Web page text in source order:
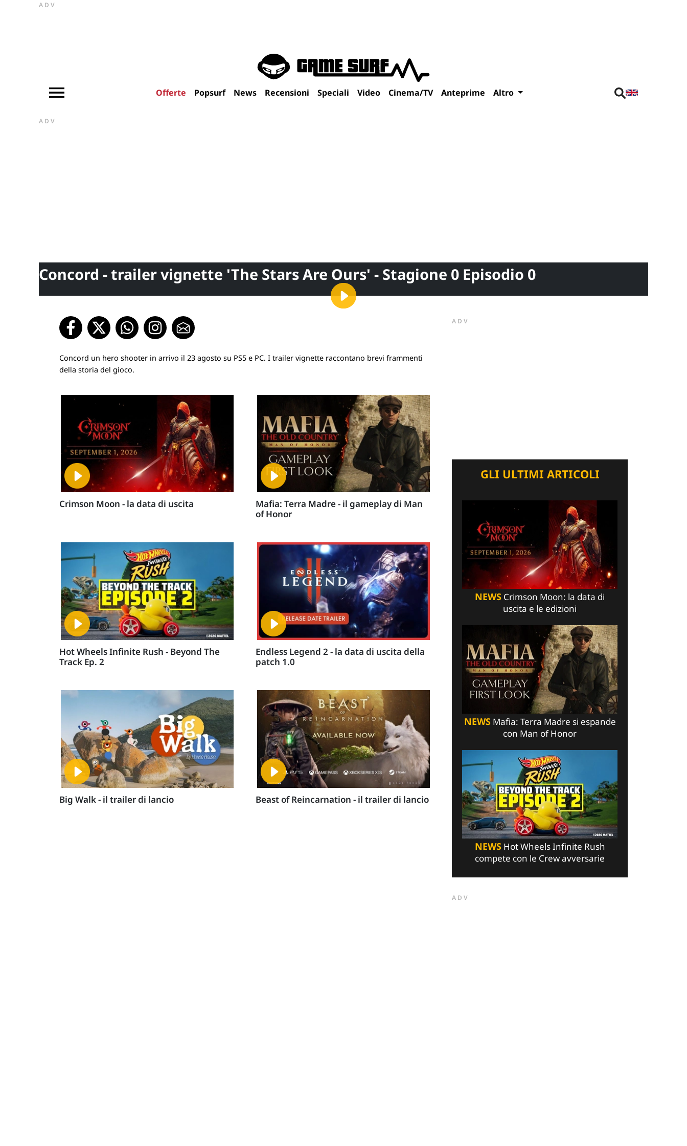
ADV
Offerte Popsurf News Recensioni Speciali Video Cinema/TV Anteprime Altro
ADV
Concord - trailer vignette 'The Stars Are Ours' - Stagione 0 Episodio 0
Concord un hero shooter in arrivo il 23 agosto su PS5 e PC. I trailer vignette raccontano brevi frammenti
della storia del gioco.
Crimson Moon - la data di uscita
Mafia: Terra Madre - il gameplay di Man
of Honor
Hot Wheels Infinite Rush - Beyond The
Track Ep. 2
Endless Legend 2 - la data di uscita della
patch 1.0
Big Walk - il trailer di lancio Beast of Reincarnation - il trailer di lancio
ADV
GLI ULTIMI ARTICOLI
NEWS Crimson Moon: la data di
uscita e le edizioni
NEWSMafia: Terra Madre si espande
con Man of Honor
NEWSHot Wheels Infinite Rush
compete con le Crew avversarie
ADV